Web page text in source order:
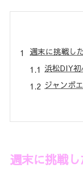
週末に挑戦し
浜松DIY
ジャンボ
浜松DIY
週末に挑戦